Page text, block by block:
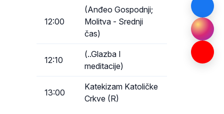
12:00
(Anđeo Gospodnji;
Molitva - Srednji
čas)
12:10
(..Glazba I
meditacije)
13:00
Katekizam Katoličke
Crkve (R)